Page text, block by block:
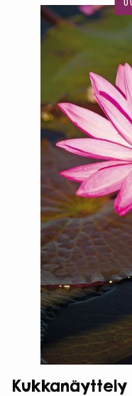
Kukkanäyttely